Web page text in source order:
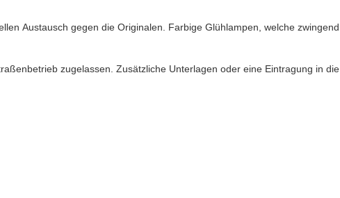
Austausch gegen die Originalen. Farbige Glühlampen, welche zwingend
zugelassen. Zusätzliche Unterlagen oder eine Eintragung in die